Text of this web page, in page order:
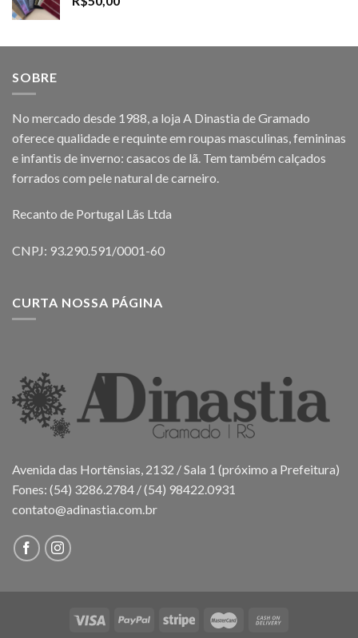
SOBRE
No mercado desde 1988, a loja A Dinastia de Gramado
oferece qualidade e requinte em roupas masculinas, femininas
e infantis de inverno: casacos de lã. Tem também calçados
forrados com pele natural de carneiro.
Recanto de Portugal Lãs Ltda
CNPJ: 93.290.591/0001-60
CURTA NOSSA PÁGINA
Avenida das Hortênsias, 2132 / Sala 1 (próximo a Prefeitura)
Fones: (54) 3286.2784 / (54) 98422.0931
contato@adinastia.com.br